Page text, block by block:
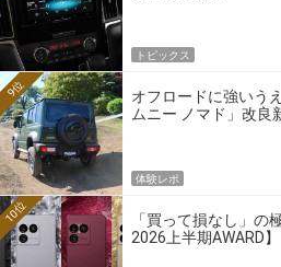
トピックス
オフロードに強いう
ムニー ノマド」改良
9位
体験レポ
「買って損なし」の
2026上半期AWARD】
10位